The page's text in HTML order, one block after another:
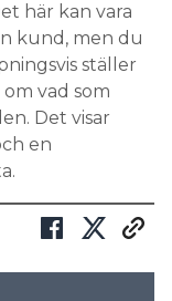
här kan vara
kund, men du
ställer
vad som
Det visar
en